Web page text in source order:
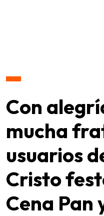
Con
mucha
usuarios
Cristo
Cena Pan